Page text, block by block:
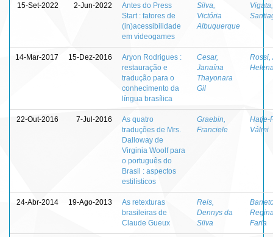
15-Set-2022 2-Jun-2022
Antes do Press
Start : fatores de
(in)acessibilidade
em videogames
Silva,
Victória
Albuquerque
14-Mar-2017 15-Dez-2016
Aryon Rodrigues :
restauração e
tradução para o
conhecimento da
língua brasílica
Cesar,
Janaína
Thayonara
Gil
Rossi,
22-Out-2016 7-Jul-2016
As quatro
traduções de Mrs.
Dalloway de
Virginia Woolf para
o português do
Brasil : aspectos
estilísticos
Graebin,
Franciele
Hatje-
Válmi
24-Abr-2014 19-Ago-2013
As retexturas
brasileiras de
Claude Gueux
Reis,
Dennys da
Silva
Faria